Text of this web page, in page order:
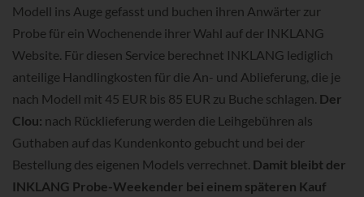
Modell ins Auge gefasst und buchen ihren Anwärter zur
Probe für ein Wochenende ihrer Wahl auf der INKLANG
Website. Für diesen Service berechnet INKLANG lediglich
anteilige Handlingkosten für die An- und Ablieferung, die je
nach Modell mit 45 EUR bis 85 EUR zu Buche schlagen. Der
Clou: nach Rücklieferung werden die Leihgebühren als
Guthaben auf das Kundenkonto gebucht und bei der
Bestellung des eigenen Models verrechnet. Damit bleibt der
INKLANG Probe-Weekender bei einem späteren Kauf